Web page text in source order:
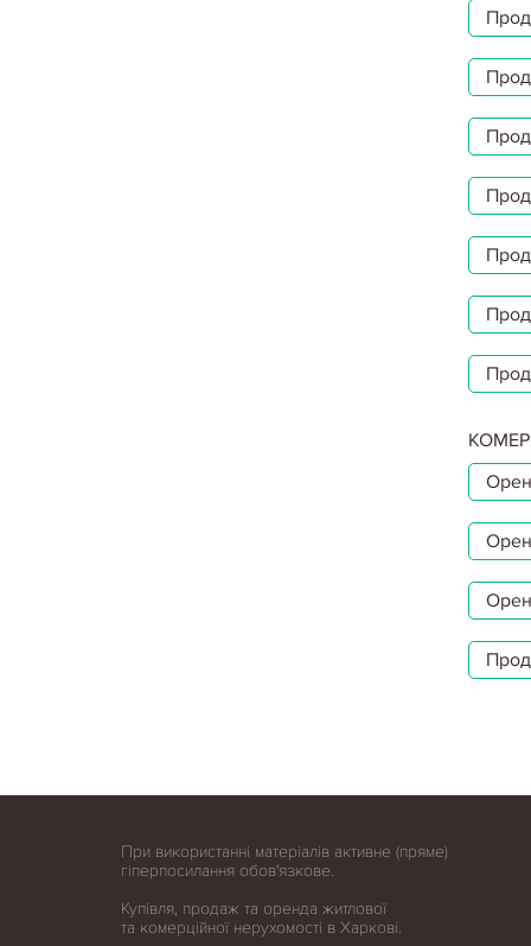
При використанні матеріалів активне (пряме)
гіперпосилання обов'язкове.
Купівля, продаж та оренда житлової
та комерційної нерухомості в Харкові.